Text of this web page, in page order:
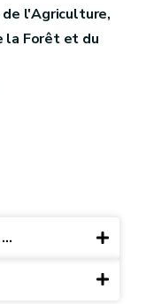
de l'Agriculture,
la Forêt et du